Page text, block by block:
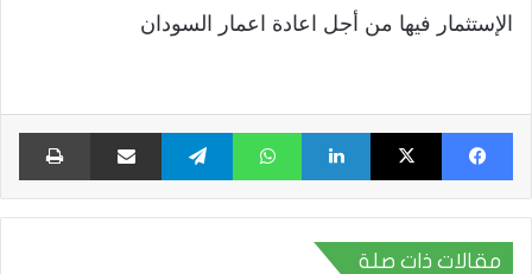
الإستثمار فيها من أجل اعادة اعمار السودان
فيسبوك X لينكدإن واتساب تيلقرام مشاركة عبر البريد
مقالات ذات صلة